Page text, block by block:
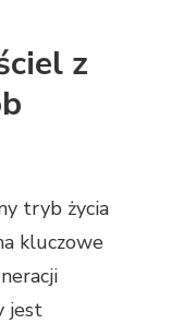
z
tryb życia
kluczowe
jest